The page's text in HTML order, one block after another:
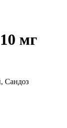
мг
Сандоз